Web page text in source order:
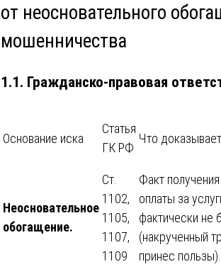
от неосновательного
мошенничества
1.1. Гражданско-правовая
Основание иска
Статья
ГК РФ
Что
Неосновательное
обогащение.
Ст.
1102,
1105,
1107,
1109
Факт
оплаты за
фактически не
(накрученный
принес пользы).